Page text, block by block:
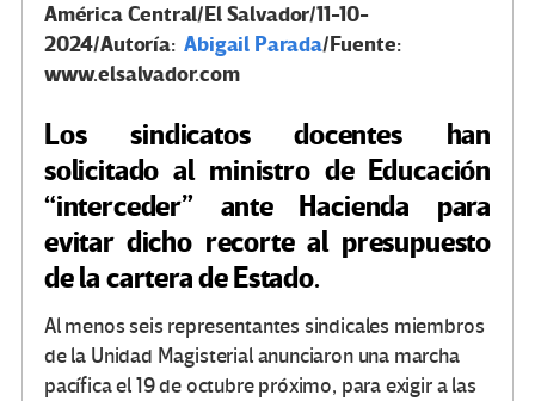
América Central/El Salvador/11-10-
2024/Autoría:Abigail Parada/Fuente:
www.elsalvador.com
Los sindicatos docentes han
solicitado al ministro de Educación
“interceder” ante Hacienda para
evitar dicho recorte al presupuesto
de la cartera de Estado.
Al menos seis representantes sindicales miembros
de la Unidad Magisterial anunciaron una marcha
pacífica el 19 de octubre próximo, para exigir a las